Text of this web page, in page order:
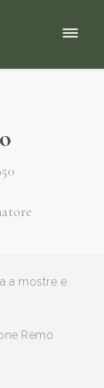
a mostre e
Remo